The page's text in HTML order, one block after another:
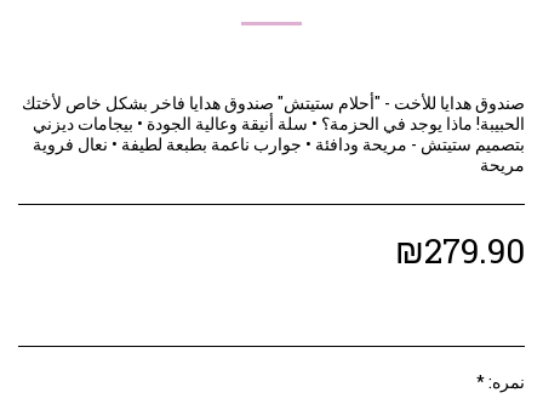
صندوق هدايا للأخت - "أحلام ستيتش" صندوق هدايا فاخر بشكل خاص لأختك
الحبيبة! ماذا يوجد في الحزمة؟ • سلة أنيقة وعالية الجودة • بيجامات ديزني
بتصميم ستيتش - مريحة ودافئة • جوارب ناعمة بطبعة لطيفة • نعال فروية
مريحة
₪279.90
نمره:*